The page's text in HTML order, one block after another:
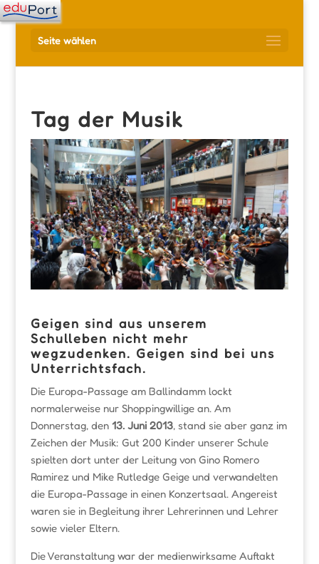
Seite wählen
Tag der Musik
Geigen sind aus unserem
Schulleben nicht mehr
wegzudenken. Geigen sind bei uns
Unterrichtsfach.
Die Europa-Passage am Ballindamm lockt
normalerweise nur Shoppingwillige an. Am
Donnerstag, den 13. Juni 2013, stand sie aber ganz im
Zeichen der Musik: Gut 200 Kinder unserer Schule
spielten dort unter der Leitung von Gino Romero
Ramirez und Mike Rutledge Geige und verwandelten
die Europa-Passage in einen Konzertsaal. Angereist
waren sie in Begleitung ihrer Lehrerinnen und Lehrer
sowie vieler Eltern.
Die Veranstaltung war der medienwirksame Auftakt